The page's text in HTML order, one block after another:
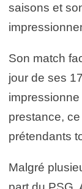
saisons et
Son match
jour de ses
prestance,
prétendants
Malgré